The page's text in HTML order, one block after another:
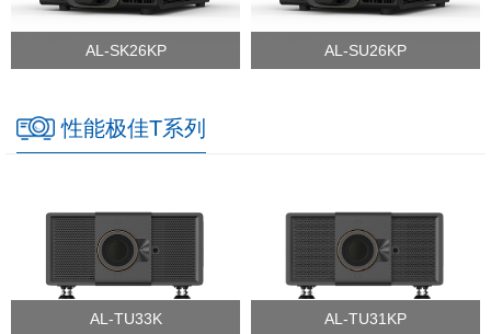
AL-SK26KP AL-SU26KP
性能极佳T系列
AL-TU33K AL-TU31KP